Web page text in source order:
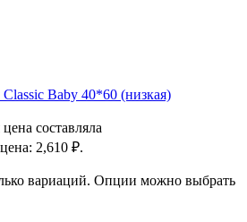
Baby 40*60 (низкая)
составляла
2,610 ₽.
вариаций. Опции можно выбрать